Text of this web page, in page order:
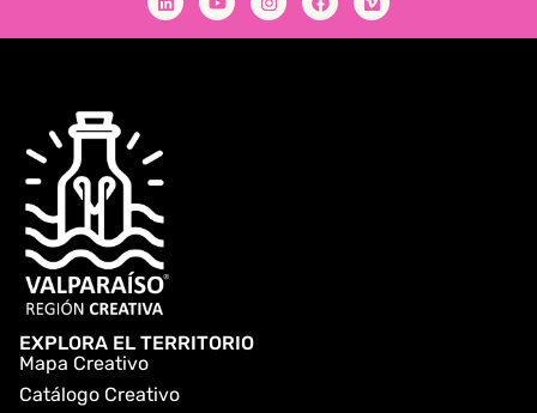
EXPLORA EL TERRITORIO
Mapa Creativo
Catálogo Creativo